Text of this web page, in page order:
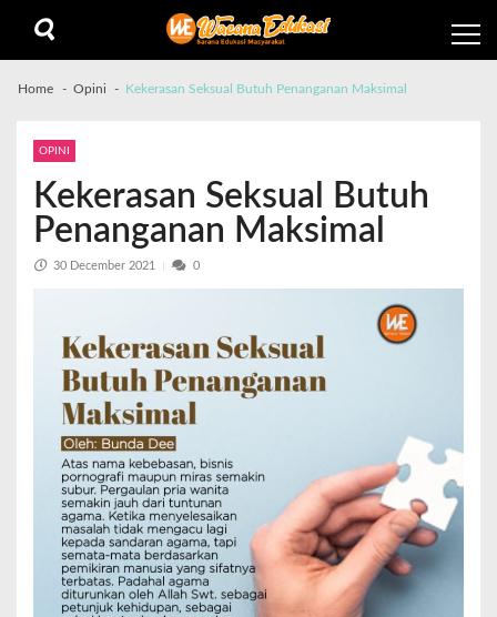
Home Opini Kekerasan Seksual Butuh Penanganan Maksimal
OPINI
Kekerasan Seksual Butuh
Penanganan Maksimal
30 December 2021 0